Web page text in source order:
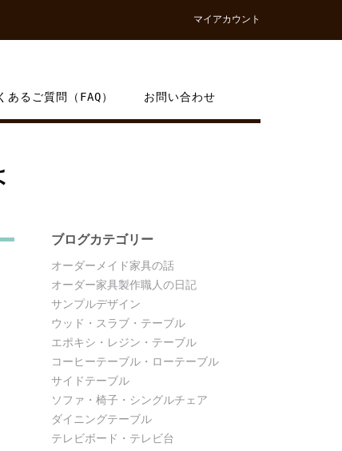
マイアカウント
あるご質問（FAQ） お問い合わせ
ブログカテゴリー
オーダーメイド家具の話
オーダー家具製作職人の日記
サンプルデザイン
ウッド・スラブ・テーブル
エポキシ・レジン・テーブル
コーヒーテーブル・ローテーブル
サイドテーブル
ソファ・椅子・シングルチェア
ダイニングテーブル
テレビボード・テレビ台